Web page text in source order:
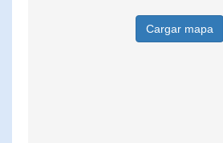
Cargar mapa